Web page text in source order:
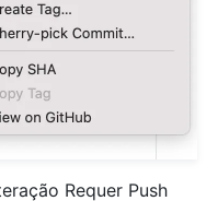
Requer Push